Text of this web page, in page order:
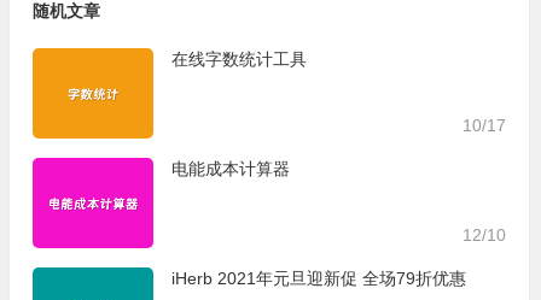
随机文章
在线字数统计工具
10/17
电能成本计算器
12/10
iHerb 2021年元旦迎新促 全场79折优惠